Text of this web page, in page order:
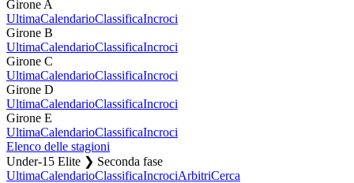
Girone A
UltimaCalendarioClassificaIncroci
Girone B
UltimaCalendarioClassificaIncroci
Girone C
UltimaCalendarioClassificaIncroci
Girone D
UltimaCalendarioClassificaIncroci
Girone E
UltimaCalendarioClassificaIncroci
Elenco delle stagioni
Under-15 Elite ❯ Seconda fase
UltimaCalendarioClassificaIncrociArbitriCerca